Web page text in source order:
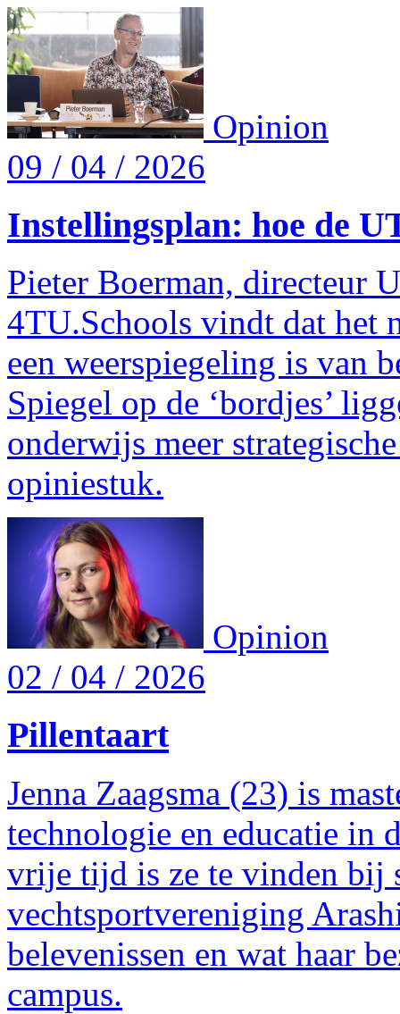
Opinion
09 / 04 / 2026
Instellingsplan: hoe de
Pieter Boerman, directeur
4TU.Schools vindt dat het
een weerspiegeling is van
Spiegel op de ‘bordjes’
onderwijs meer
opiniestuk.
Opinion
02 / 04 / 2026
Pillentaart
Jenna Zaagsma (23) is
technologie en educatie in
vrije tijd is ze te vinden bij
vechtsportvereniging
belevenissen en wat haar
campus.